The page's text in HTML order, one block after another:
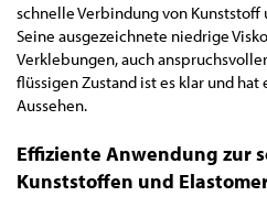
schnelle Verbindung von
Seine ausgezeichnete niedrige
Verklebungen, auch
flüssigen Zustand ist es klar und
Aussehen.
Effiziente Anwendung zur
Kunststoffen und